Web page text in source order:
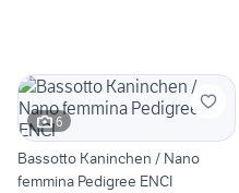
6
Bassotto Kaninchen / Nano
femmina Pedigree ENCI